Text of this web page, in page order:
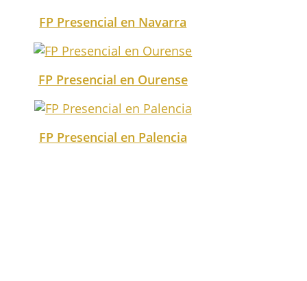
FP Presencial en Navarra
FP Presencial en Ourense
FP Presencial en Palencia